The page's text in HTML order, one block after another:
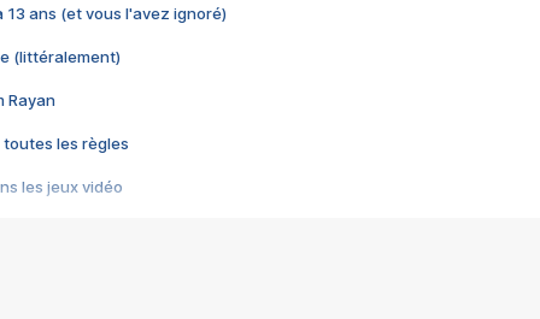
13 ans (et vous l'avez ignoré)
(littéralement)
Rayan
toutes les règles
les jeux vidéo